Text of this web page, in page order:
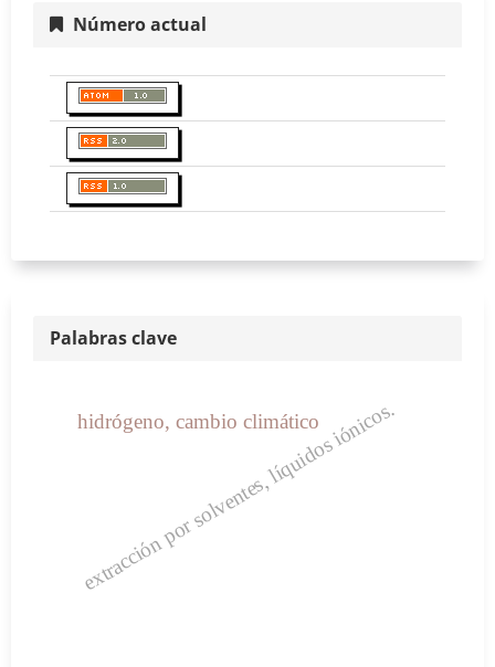
Número actual
Palabras clave
extracción por solventes, líquidos iónicos.
hidrógeno, cambio climático